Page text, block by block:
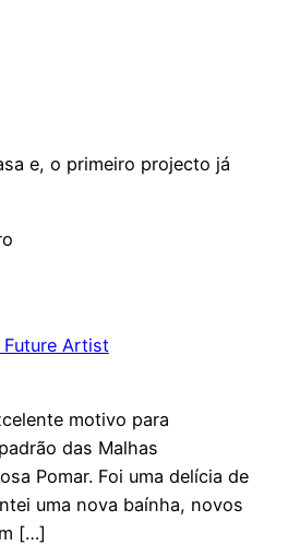
e, o primeiro projecto já
Artist
motivo para
das Malhas
Pomar. Foi uma delícia de
uma nova baínha, novos
[…]